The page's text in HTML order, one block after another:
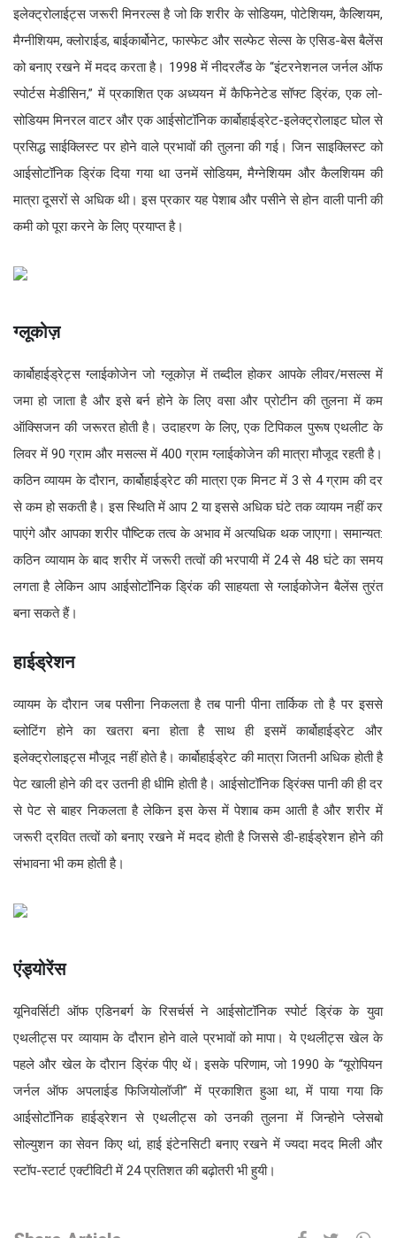
इलेक्ट्रोलाईट्स जरूरी मिनरल्स है जो कि शरीर के सोडियम, पोटेशियम, कैल्शियम,
मैग्नीशियम, क्लोराईड, बाईकार्बोनेट, फास्फेट और सल्फेट सेल्स के एसिड-बेस बैलेंस
को बनाए रखने में मदद करता है। 1998 में नीदरलैंड के “इंटरनेशनल जर्नल ऑफ
स्पोर्टस मेडीसिन,” में प्रकाशित एक अध्ययन में कैफिनेटेड सॉफ्ट ड्रिंक, एक लो-
सोडियम मिनरल वाटर और एक आईसोटॉनिक कार्बोहाईड्रेट-इलेक्ट्रोलाइट घोल से
प्रसिद्ध साईक्लिस्ट पर होने वाले प्रभावों की तुलना की गई। जिन साइक्लिस्ट को
आईसोटॉनिक ड्रिंक दिया गया था उनमें सोडियम, मैग्नेशियम और कैलशियम की
मात्रा दूसरों से अधिक थी। इस प्रकार यह पेशाब और पसीने से होन वाली पानी की
कमी को पूरा करने के लिए प्रयाप्त है।
ग्लूकोज़
कार्बोहाईड्रेट्स ग्लाईकोजेन जो ग्लूकोज़ में तब्दील होकर आपके लीवर/मसल्स में
जमा हो जाता है और इसे बर्न होने के लिए वसा और प्रोटीन की तुलना में कम
ऑक्सिजन की जरूरत होती है। उदाहरण के लिए, एक टिपिकल पुरूष एथलीट के
लिवर में 90 ग्राम और मसल्स में 400 ग्राम ग्लाईकोजेन की मात्रा मौजूद रहती है।
कठिन व्यायम के दौरान, कार्बोहाईड्रेट की मात्रा एक मिनट में 3 से 4 ग्राम की दर
से कम हो सकती है। इस स्थिति में आप 2 या इससे अधिक घंटे तक व्यायम नहीं कर
पाएंगे और आपका शरीर पौष्टिक तत्व के अभाव में अत्यधिक थक जाएगा। समान्यत:
कठिन व्यायाम के बाद शरीर में जरूरी तत्वों की भरपायी में 24 से 48 घंटे का समय
लगता है लेकिन आप आईसोटॉनिक ड्रिंक की साहयता से ग्लाईकोजेन बैलेंस तुरंत
बना सकते हैं।
हाईड्रेशन
व्यायम के दौरान जब पसीना निकलता है तब पानी पीना तार्किक तो है पर इससे
ब्लोटिंग होने का खतरा बना होता है साथ ही इसमें कार्बोहाईड्रेट और
इलेक्ट्रोलाइट्स मौजूद नहीं होते है। कार्बोहाईड्रेट की मात्रा जितनी अधिक होती है
पेट खाली होने की दर उतनी ही धीमि होती है। आईसोटॉनिक ड्रिंक्स पानी की ही दर
से पेट से बाहर निकलता है लेकिन इस केस में पेशाब कम आती है और शरीर में
जरूरी द्रवित तत्वों को बनाए रखने में मदद होती है जिससे डी-हाईड्रेशन होने की
संभावना भी कम होती है।
एंड्योरेंस
यूनिवर्सिटी ऑफ एडिनबर्ग के रिसर्चर्स ने आईसोटॉनिक स्पोर्ट ड्रिंक के युवा
एथलीट्स पर व्यायाम के दौरान होने वाले प्रभावों को मापा। ये एथलीट्स खेल के
पहले और खेल के दौरान ड्रिंक पीए थें। इसके परिणाम, जो 1990 के “यूरोपियन
जर्नल ऑफ अपलाईड फिजियोलॉजी” में प्रकाशित हुआ था, में पाया गया कि
आईसोटॉनिक हाईड्रेशन से एथलीट्स को उनकी तुलना में जिन्होने प्लेसबो
सोल्युशन का सेवन किए थां, हाई इंटेनसिटी बनाए रखने में ज्यदा मदद मिली और
स्टॉप-स्टार्ट एक्टीविटी में 24 प्रतिशत की बढ़ोतरी भी हुयी।